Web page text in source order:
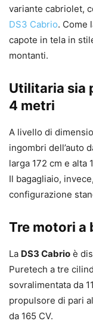
variante cabriolet,
DS3 Cabrio. Come
capote in tela in
montanti.
Utilitaria sia
4 metri
A livello di
ingombri dell’auto
larga 172 cm e alta
Il bagagliaio,
configurazione
Tre motori a
La DS3 Cabrio è
Puretech a tre
sovralimentata da
propulsore di pari
da 165 CV.